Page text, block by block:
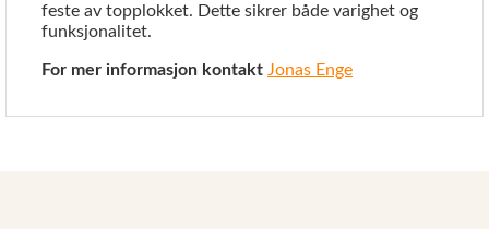
feste av topplokket. Dette sikrer både varighet og
funksjonalitet.
For mer informasjon kontakt Jonas Enge